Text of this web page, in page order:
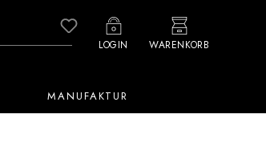
Du hast 0 Produkte auf dem
LOGIN WARENKORB
MANUFAKTUR